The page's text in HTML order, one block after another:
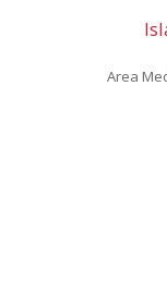
Area